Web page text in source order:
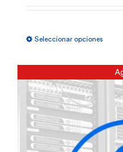
Seleccionar opciones
Las